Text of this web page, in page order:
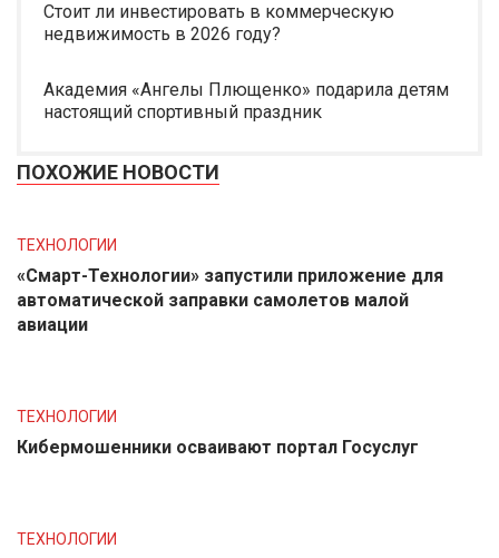
Стоит ли инвестировать в коммерческую
недвижимость в 2026 году?
Академия «Ангелы Плющенко» подарила детям
настоящий спортивный праздник
ПОХОЖИЕ НОВОСТИ
ТЕХНОЛОГИИ
«Смарт-Технологии» запустили приложение для
автоматической заправки самолетов малой
авиации
ТЕХНОЛОГИИ
Кибермошенники осваивают портал Госуслуг
ТЕХНОЛОГИИ